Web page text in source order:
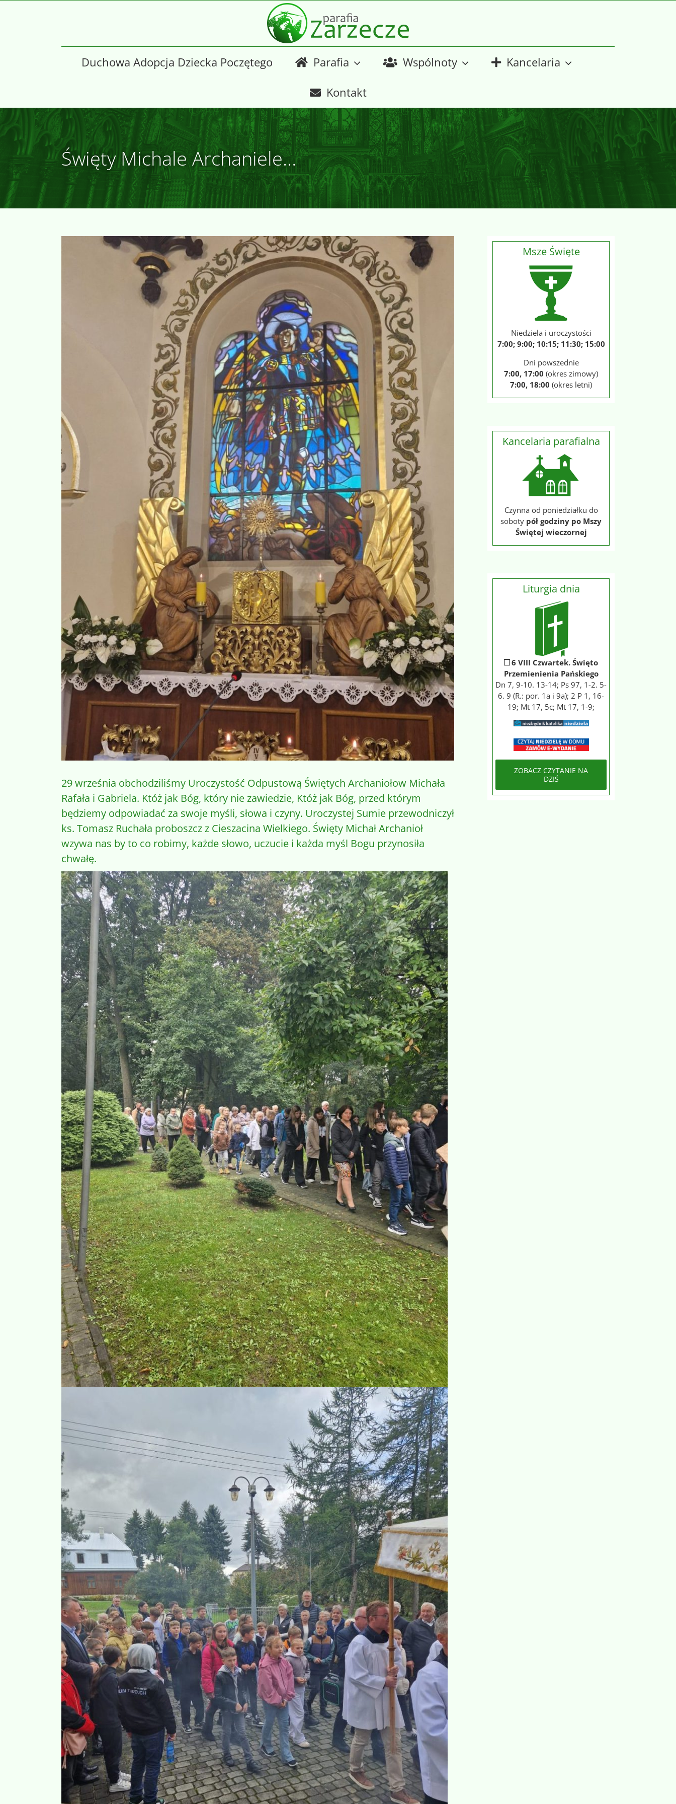
Duchowa Adopcja Dziecka Poczętego Parafia Wspólnoty
Kancelaria
Kontakt
Święty Michale Archaniele…
29 września obchodziliśmy Uroczystość Odpustową Świętych Archaniołow Michała
Rafała i Gabriela. Któż jak Bóg, który nie zawiedzie, Któż jak Bóg, przed którym
będziemy odpowiadać za swoje myśli, słowa i czyny. Uroczystej Sumie przewodniczył
ks. Tomasz Ruchała proboszcz z Cieszacina Wielkiego. Święty Michał Archanioł
wzywa nas by to co robimy, każde słowo, uczucie i każda myśl Bogu przynosiła
chwałę.
Msze Święte
Niedziela i uroczystości
7:00; 9:00; 10:15; 11:30; 15:00
Dni powszednie
7:00, 17:00 (okres zimowy)
7:00, 18:00 (okres letni)
Kancelaria parafialna
Czynna od poniedziałku do
soboty pół godziny po Mszy
Świętej wieczornej
Liturgia dnia
6 VIII Czwartek. Święto
Przemienienia Pańskiego
Dn 7, 9-10. 13-14; Ps 97, 1-2. 5-
6. 9 (R.: por. 1a i 9a); 2 P 1, 16-
19; Mt 17, 5c; Mt 17, 1-9;
ZOBACZ CZYTANIE NA
DZIŚ